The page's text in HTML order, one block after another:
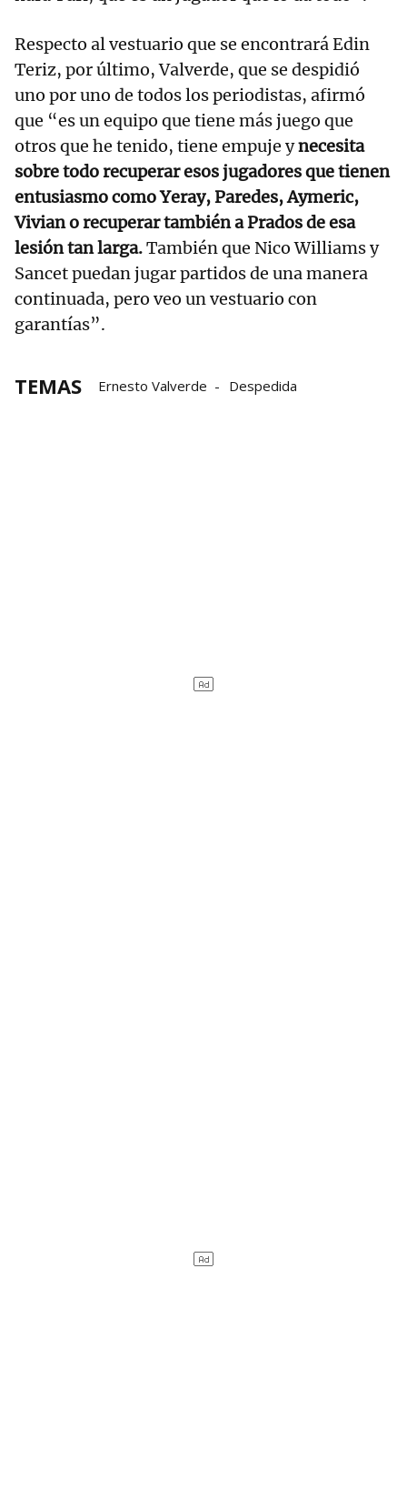
Respecto al vestuario que se encontrará Edin
Teriz, por último, Valverde, que se despidió
uno por uno de todos los periodistas, afirmó
que “es un equipo que tiene más juego que
otros que he tenido, tiene empuje ynecesita
sobre todo recuperar esos jugadores que tienen
entusiasmo como Yeray, Paredes, Aymeric,
Vivian o recuperar también a Prados de esa
lesión tan larga.También que Nico Williams y
Sancet puedan jugar partidos de una manera
continuada, pero veo un vestuario con
garantías”.
TEMAS Ernesto Valverde Despedida